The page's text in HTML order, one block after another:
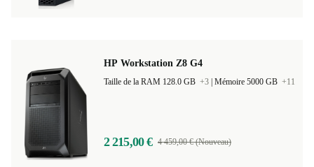
HP Workstation Z8 G4
Taille de la RAM 128.0 GB +3 Mémoire 5000 GB +11
2 215,00 € 4 459,00 € (Nouveau)